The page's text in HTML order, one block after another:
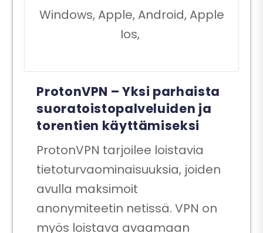
Windows, Apple, Android, Apple
Ios,
ProtonVPN – Yksi parhaista
suoratoistopalveluiden ja
torentien käyttämiseksi
ProtonVPN tarjoilee loistavia
tietoturvaominaisuuksia, joiden
avulla maksimoit
anonymiteetin netissä. VPN on
myös loistava avaamaan